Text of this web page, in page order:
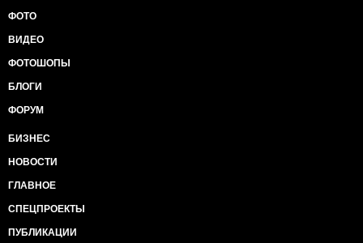
от бабушки квартиры, а потом она
(прим. Глава Сбербанка рф Греф, заявил, что эра
нефти закончилась и они проиграли. У
подгорает).
12. Почему вата так много пьёт? Шоб пукан ярче
13. "россия проиграла конкуренцию в мире, надо
сказать честно - мы отстали" - заявил Греф.
что всё супер. Срочно запишите Грефа в
давно в пятую колонну записали после того, как он
сказал, что Сбербанк вернётся только в украинский
ФОТО
ВИДЕО
ФОТОШОПЫ
БЛОГИ
ФОРУМ
БИЗНЕС
НОВОСТИ
ГЛАВНОЕ
СПЕЦПРОЕКТЫ
ПУБЛИКАЦИИ